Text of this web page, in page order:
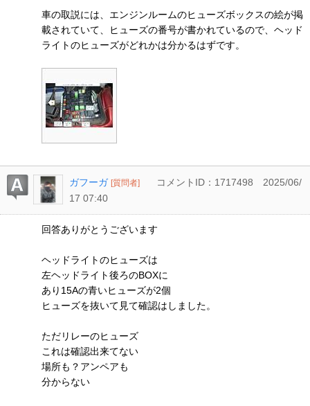
車の取説には、エンジンルームのヒューズボックスの絵が掲
載されていて、ヒューズの番号が書かれているので、ヘッド
ライトのヒューズがどれかは分かるはずです。
ガフーガ [質問者] コメントID：1717498
2025/06/
17 07:40
回答ありがとうございます
ヘッドライトのヒューズは
左ヘッドライト後ろのBOXに
あり15Aの青いヒューズが2個
ヒューズを抜いて見て確認はしました。
ただリレーのヒューズ
これは確認出来てない
場所も？アンペアも
分からない